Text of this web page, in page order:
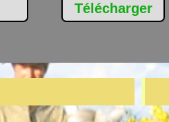
Télécharger